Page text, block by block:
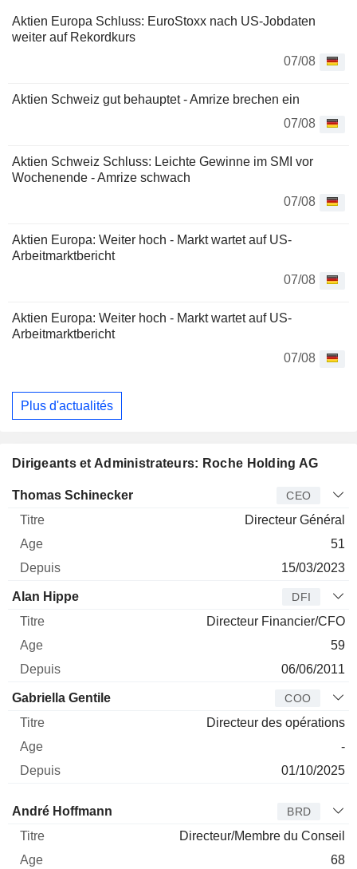
Aktien Europa Schluss: EuroStoxx nach US-Jobdaten
weiter auf Rekordkurs
07/08
Aktien Schweiz gut behauptet - Amrize brechen ein
07/08
Aktien Schweiz Schluss: Leichte Gewinne im SMI vor
Wochenende - Amrize schwach
07/08
Aktien Europa: Weiter hoch - Markt wartet auf US-
Arbeitmarktbericht
07/08
Aktien Europa: Weiter hoch - Markt wartet auf US-
Arbeitmarktbericht
07/08
Plus d'actualités
Dirigeants et Administrateurs: Roche Holding AG
Dirigeant Titre Age
Thomas Schinecker CEO
Directeur Général
51
15/03/2023
Alan Hippe DFI
Directeur Financier/CFO
59
06/06/2011
Gabriella Gentile COO
Directeur des opérations
-
01/10/2025
Administrateur Titre
André Hoffmann BRD
Directeur/Membre du Conseil
68